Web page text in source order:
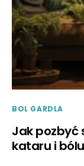
BOL GARDLA
Jak pozbyć
kataru i